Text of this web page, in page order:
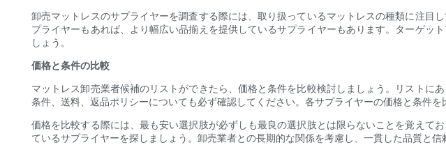
卸売マットレスのサプライヤーを調査する際には、取り扱っているマットレスの種類に注
プライヤーもあれば、より幅広い品揃えを提供しているサプライヤーもあります。ターゲッ
しょう。
価格と条件の比較
マットレス卸売業者候補のリストができたら、価格と条件を比較検討しましょう。リスト
条件、送料、返品ポリシーについても必ず確認してください。各サプライヤーの価格と条件
価格を比較する際には、最も安い選択肢が必ずしも最良の選択肢とは限らないことを覚えて
ているサプライヤーを探しましょう。卸売業者との長期的な関係を考慮し、一貫した品質と